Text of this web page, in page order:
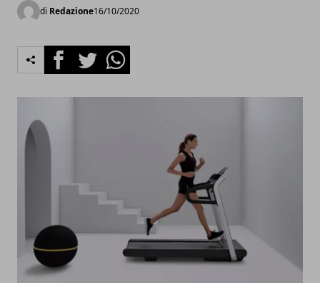
di Redazione16/10/2020
FacebookTwitterWhatsapp